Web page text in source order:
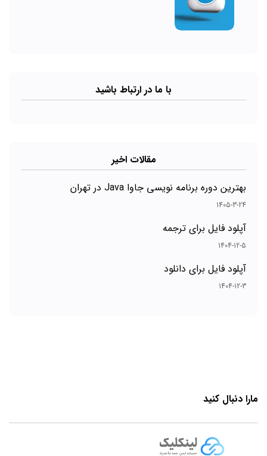
با ما در ارتباط باشید
مقالات اخیر
بهترین دوره برنامه نویسی جاوا Java در تهران
1405-3-24
آپلود فایل برای ترجمه
1404-12-5
آپلود فایل برای دانلود
1404-12-3
مارا دنبال کنید